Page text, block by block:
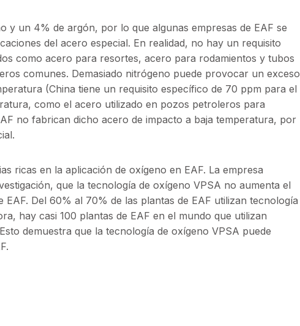
y un 4% de argón, por lo que algunas empresas de EAF se
del acero especial. En realidad, no hay un requisito
como acero para resortes, acero para rodamientos y tubos
comunes. Demasiado nitrógeno puede provocar un exceso
(China tiene un requisito específico de 70 ppm para el
como el acero utilizado en pozos petroleros para
no fabrican dicho acero de impacto a baja temperatura, por
ricas en la aplicación de oxígeno en EAF. La empresa
que la tecnología de oxígeno VPSA no aumenta el
Del 60% al 70% de las plantas de EAF utilizan tecnología
hay casi 100 plantas de EAF en el mundo que utilizan
demuestra que la tecnología de oxígeno VPSA puede